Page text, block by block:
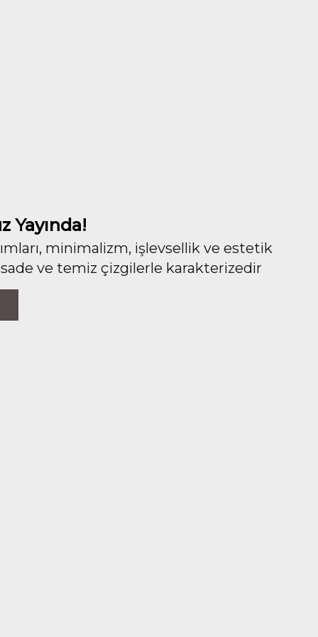
Yayında!
minimalizm, işlevsellik ve estetik
ve temiz çizgilerle karakterizedir